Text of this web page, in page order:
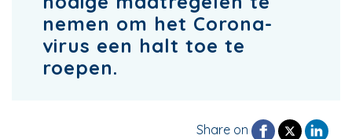
nemen om het Corona-
virus een halt toe te
roepen.
Share on